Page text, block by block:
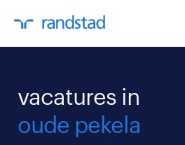
vacatures in
oude pekela